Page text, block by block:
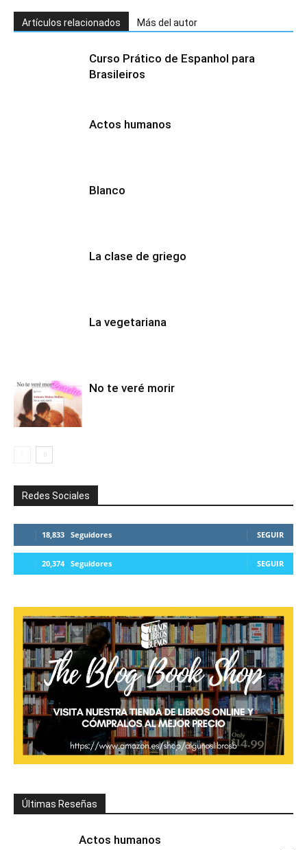
Artículos relacionados Más del autor
Curso Prático de Espanhol para
Brasileiros
Actos humanos
Blanco
La clase de griego
La vegetariana
No te veré morir
Redes Sociales
18,833 Seguidores SEGUIR
20,374 Seguidores SEGUIR
Últimas Reseñas
Actos humanos